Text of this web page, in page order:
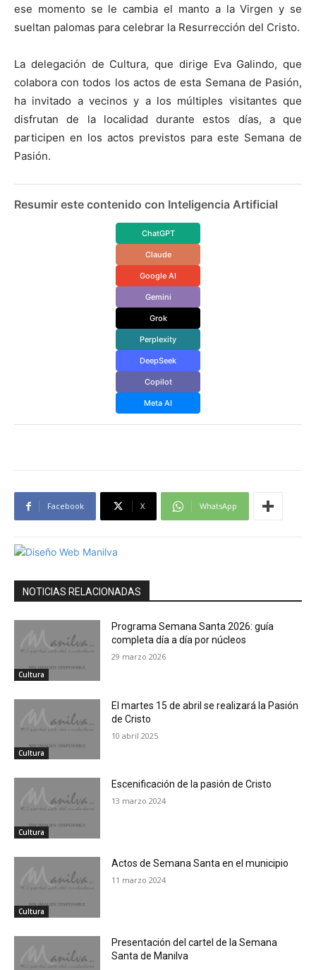
ese momento se le cambia el manto a la Virgen y se
sueltan palomas para celebrar la Resurrección del Cristo.
La delegación de Cultura, que dirige Eva Galindo, que
colabora con todos los actos de esta Semana de Pasión,
ha invitado a vecinos y a los múltiples visitantes que
disfrutan de la localidad durante estos días, a que
participen en los actos previstos para este Semana de
Pasión.
Resumir este contenido con Inteligencia Artificial
ChatGPT
Claude
Google AI
Gemini
Grok
Perplexity
DeepSeek
Copilot
Meta AI
Facebook X WhatsApp
NOTICIAS RELACIONADAS
Cultura
Programa Semana Santa 2026: guía
completa día a día por núcleos
29 marzo 2026
Cultura
El martes 15 de abril se realizará la Pasión
de Cristo
10 abril 2025
Cultura
Escenificación de la pasión de Cristo
13 marzo 2024
Cultura
Actos de Semana Santa en el municipio
11 marzo 2024
Presentación del cartel de la Semana
Santa de Manilva